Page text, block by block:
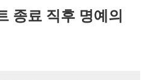
종료 직후 명예의